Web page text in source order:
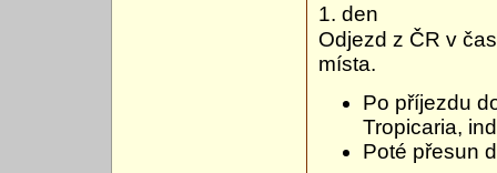
1. den
Odjezd z ČR v
místa.
Po příjezdu
Tropicaria,
Poté přesun